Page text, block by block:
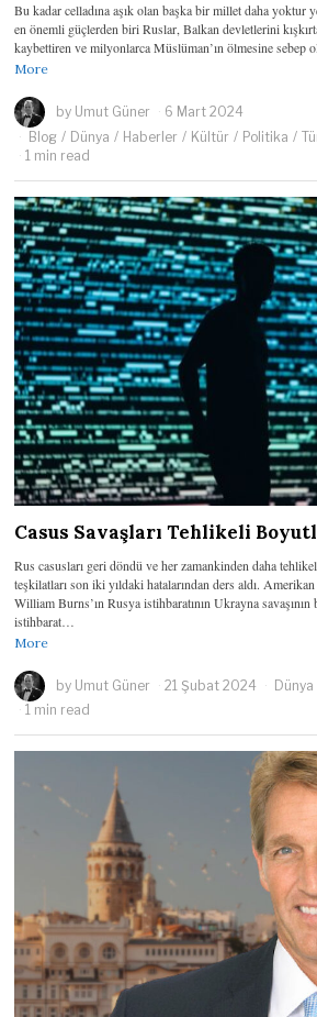
Bu kadar celladına aşık olan başka bir millet daha yoktur
en önemli güçlerden biri Ruslar, Balkan devletlerini
kaybettiren ve milyonlarca Müslüman’ın ölmesine sebep
More
by Umut Güner
6 Mart 2024
Blog / Dünya / Haberler / Kültür / Politika /
1 min read
Casus Savaşları Tehlikeli
Rus casusları geri döndü ve her zamankinden daha
teşkilatları son iki yıldaki hatalarından ders aldı.
William Burns’ın Rusya istihbaratının Ukrayna savaşının
istihbarat…
More
by Umut Güner 21 Şubat 2024 Dünya
1 min read